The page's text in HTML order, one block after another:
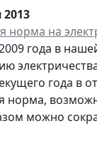
2013
норма на
года в
года в
норма,
можно